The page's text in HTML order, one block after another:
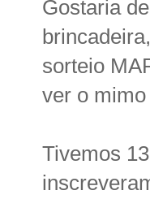
Gostaria
sorteio
ver o mimo
Tivemos